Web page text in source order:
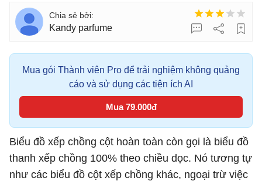
Kandy parfume
Mua gói Thành viên Pro để trải nghiệm không quảng
cáo và sử dụng các tiện ích AI
Mua 79.000đ
Biểu đồ xếp chồng cột hoàn toàn còn gọi là biểu đồ
thanh xếp chồng 100% theo chiều dọc. Nó tương tự
như các biểu đồ cột xếp chồng khác, ngoại trừ việc